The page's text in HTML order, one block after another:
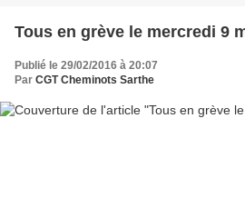
Tous en grève le mercredi 9
Publié le 29/02/2016 à 20:07
Par CGT Cheminots Sarthe